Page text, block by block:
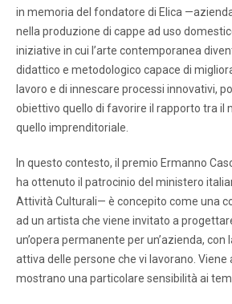
in memoria del fondatore di Elica
nella produzione di cappe ad uso
iniziative in cui l’arte contemporanea
didattico e metodologico capace di
lavoro e di innescare processi innovativi,
obiettivo quello di favorire il rapporto tra il
quello imprenditoriale.
In questo contesto, il premio Ermanno
ha ottenuto il patrocinio del ministero
Attività Culturali— è concepito come una
ad un artista che viene invitato a
un’opera permanente per un’azienda, con
attiva delle persone che vi lavorano.
mostrano una particolare sensibilità ai